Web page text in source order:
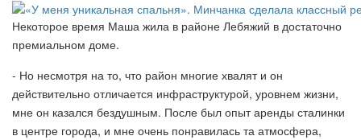
Некоторое время Маша жила в районе Лебяжий в достаточно
премиальном доме.
- Но несмотря на то, что район многие хвалят и он
действительно отличается инфраструктурой, уровнем жизни,
мне он казался бездушным. После был опыт аренды сталинки
в центре города, и мне очень понравилась та атмосфера,